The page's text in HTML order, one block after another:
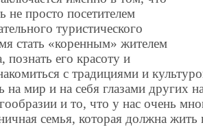
не просто посетителем
туристического
стать «коренным» жителем
его красоту и
с традициями и
на мир и на себя глазами других
и то, что у нас очень
семья, которая должна жить